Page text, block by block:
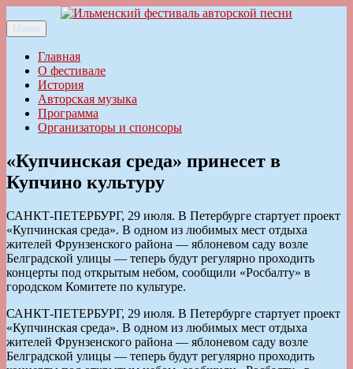
к
содержимому
Ильменский фестиваль авторской песни
Меню
Главная
О фестивале
История
Авторская музыка
Программа
Организаторы и спонсоры
«Купчинская среда» принесет в
Купчино культуру
САНКТ-ПЕТЕРБУРГ, 29 июля. В Петербурге стартует проект
«Купчинская среда». В одном из любимых мест отдыха
жителей Фрунзенского района — яблоневом саду возле
Белградской улицы — теперь будут регулярно проходить
концерты под открытым небом, сообщили «Росбалту» в
городском Комитете по культуре.
САНКТ-ПЕТЕРБУРГ, 29 июля. В Петербурге стартует проект
«Купчинская среда». В одном из любимых мест отдыха
жителей Фрунзенского района — яблоневом саду возле
Белградской улицы — теперь будут регулярно проходить